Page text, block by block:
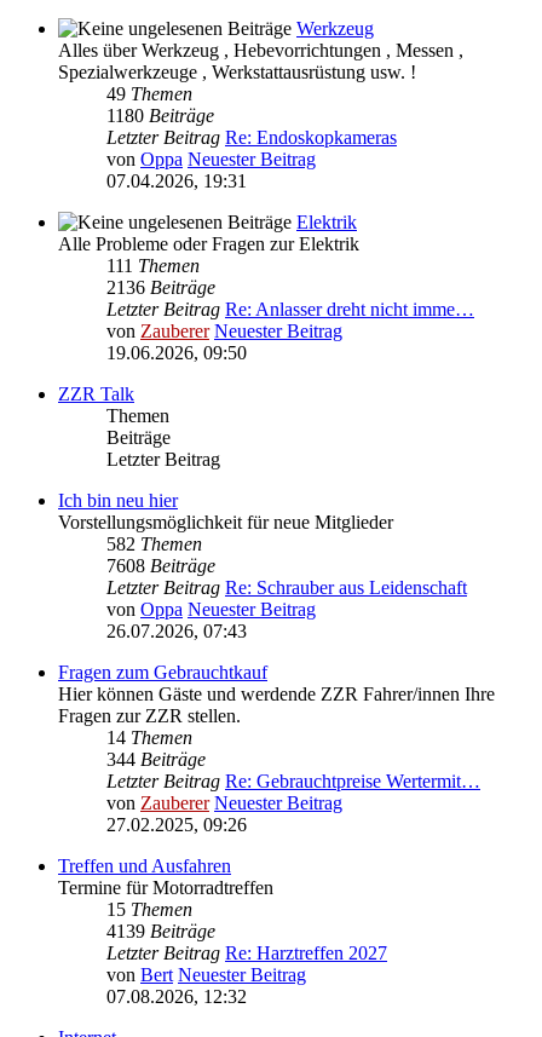
Werkzeug
Alles über Werkzeug , Hebevorrichtungen , Messen ,
Spezialwerkzeuge , Werkstattausrüstung usw. !
49 Themen
1180 Beiträge
Letzter Beitrag Re: Endoskopkameras
von Oppa Neuester Beitrag
07.04.2026, 19:31
Elektrik
Alle Probleme oder Fragen zur Elektrik
111 Themen
2136 Beiträge
Letzter Beitrag Re: Anlasser dreht nicht imme…
von Zauberer Neuester Beitrag
19.06.2026, 09:50
ZZR Talk
Themen
Beiträge
Letzter Beitrag
Ich bin neu hier
Vorstellungsmöglichkeit für neue Mitglieder
582 Themen
7608 Beiträge
Letzter Beitrag Re: Schrauber aus Leidenschaft
von Oppa Neuester Beitrag
26.07.2026, 07:43
Fragen zum Gebrauchtkauf
Hier können Gäste und werdende ZZR Fahrer/innen Ihre
Fragen zur ZZR stellen.
14 Themen
344 Beiträge
Letzter Beitrag Re: Gebrauchtpreise Wertermit…
von Zauberer Neuester Beitrag
27.02.2025, 09:26
Treffen und Ausfahren
Termine für Motorradtreffen
15 Themen
4139 Beiträge
Letzter Beitrag Re: Harztreffen 2027
von Bert Neuester Beitrag
07.08.2026, 12:32